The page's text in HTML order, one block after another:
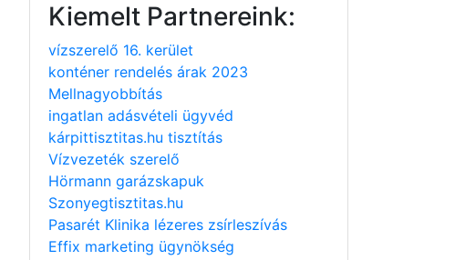
Kiemelt Partnereink:
vízszerelő 16. kerület
konténer rendelés árak 2023
Mellnagyobbítás
ingatlan adásvételi ügyvéd
kárpittisztitas.hu tisztítás
Vízvezeték szerelő
Hörmann garázskapuk
Szonyegtisztitas.hu
Pasarét Klinika lézeres zsírleszívás
Effix marketing ügynökség